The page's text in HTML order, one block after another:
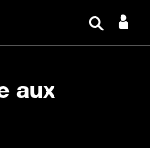
aux